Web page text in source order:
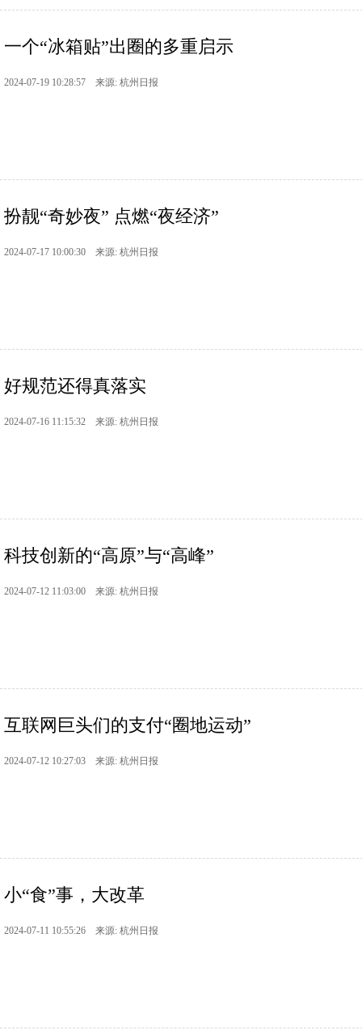
一个“冰箱贴”出圈的多重启示
2024-07-19 10:28:57 来源: 杭州日报
扮靓“奇妙夜” 点燃“夜经济”
2024-07-17 10:00:30 来源: 杭州日报
好规范还得真落实
2024-07-16 11:15:32 来源: 杭州日报
科技创新的“高原”与“高峰”
2024-07-12 11:03:00 来源: 杭州日报
互联网巨头们的支付“圈地运动”
2024-07-12 10:27:03 来源: 杭州日报
小“食”事，大改革
2024-07-11 10:55:26 来源: 杭州日报